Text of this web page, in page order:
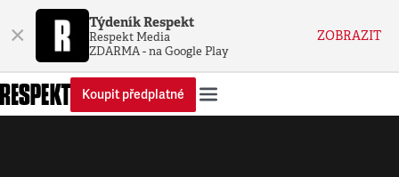
× Týdeník Respekt
Respekt Media
ZDARMA - na Google Play
ZOBRAZIT
Koupit předplatné